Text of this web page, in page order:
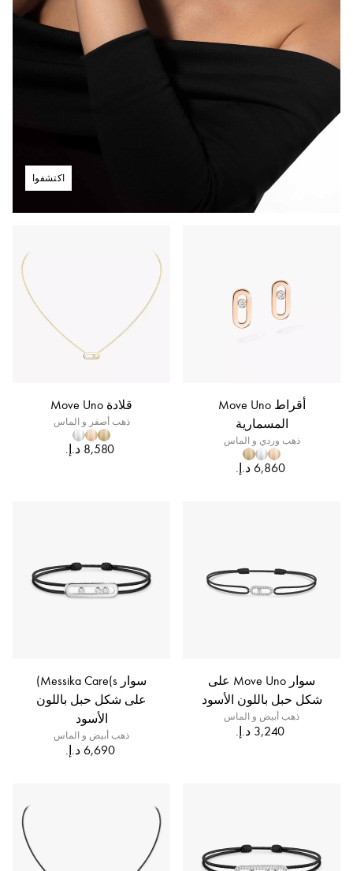
اكتشفوا
أقراط Move Uno
المسمارية
ذهب وردي و الماس
‏6,860 د.إ.‏
قلادة Move Uno
ذهب أصفر و الماس
سوار Move Uno على
شكل حبل باللون الأسود
ذهب أبيض و الماس
سوار Messika Care(s)
على شكل حبل باللون
الأسود
ذهب أبيض و الماس
‏6,690 د.إ.‏